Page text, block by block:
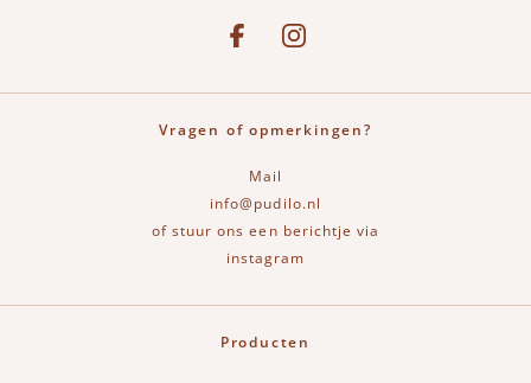
See our FacebookBekijk onze Instagram pagina
Vragen of opmerkingen?
Mail
info@pudilo.nl
of stuur ons een berichtje via
instagram
Producten